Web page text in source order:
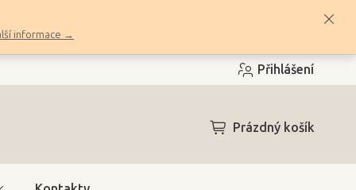
informace →
Přihlášení
NÁKUPNÍ
Prázdný košík